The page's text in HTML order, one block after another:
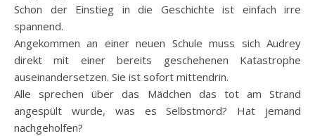
Schon der Einstieg in die Geschichte ist einfach irre
spannend.
Angekommen an einer neuen Schule muss sich Audrey
direkt mit einer bereits geschehenen Katastrophe
auseinandersetzen. Sie ist sofort mittendrin.
Alle sprechen über das Mädchen das tot am Strand
angespült wurde, was es Selbstmord? Hat jemand
nachgeholfen?